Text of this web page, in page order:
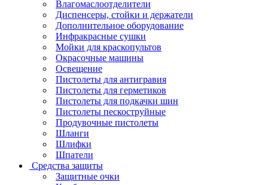
Влагомаслоотделители
Диспенсеры, стойки и держатели
Дополнительное оборудование
Инфракрасные сушки
Мойки для краскопультов
Окрасочные машины
Освещение
Пистолеты для антигравия
Пистолеты для герметиков
Пистолеты для подкачки шин
Пистолеты пескоструйные
Продувочные пистолеты
Шланги
Шлифки
Шпатели
Средства защиты
Защитные очки